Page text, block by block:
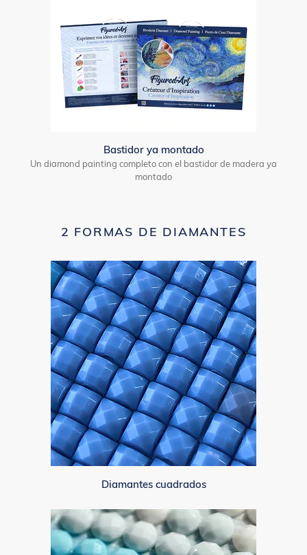
Bastidor ya montado
Un diamond painting completo con el bastidor de madera ya
montado
2 FORMAS DE DIAMANTES
Diamantes cuadrados